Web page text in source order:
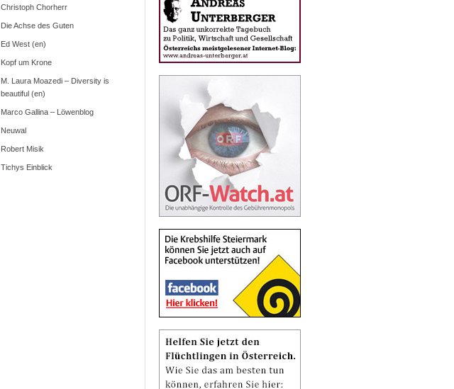
Christoph Chorherr
Die Achse des Guten
Ed West (en)
Kopf um Krone
M. Laura Moazedi – Diversity is
beautiful (en)
Marco Gallina – Löwenblog
Neuwal
Robert Misik
Tichys Einblick